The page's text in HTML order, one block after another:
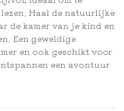
Haal de natuurlijke
de kamer van je kind en
Een geweldige
en ook geschikt voor
een avontuur